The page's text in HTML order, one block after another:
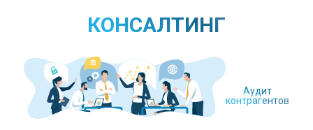
КОНСАЛТИНГ
Аудит
контрагентов